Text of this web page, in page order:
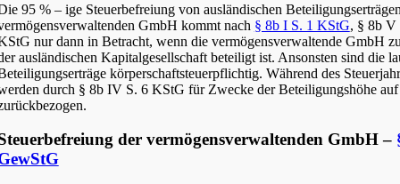
95 % – ige Steuerbefreiung von ausländischen
GmbH kommt nach § 8b I S. 1 KStG, § 8b
nur dann in Betracht, wenn die vermögensverwaltende GmbH
ausländischen Kapitalgesellschaft beteiligt ist. Ansonsten sind die
körperschaftsteuerpflichtig. Während des
durch § 8b IV S. 6 KStG für Zwecke der Beteiligungshöhe auf
der vermögensverwaltenden GmbH –